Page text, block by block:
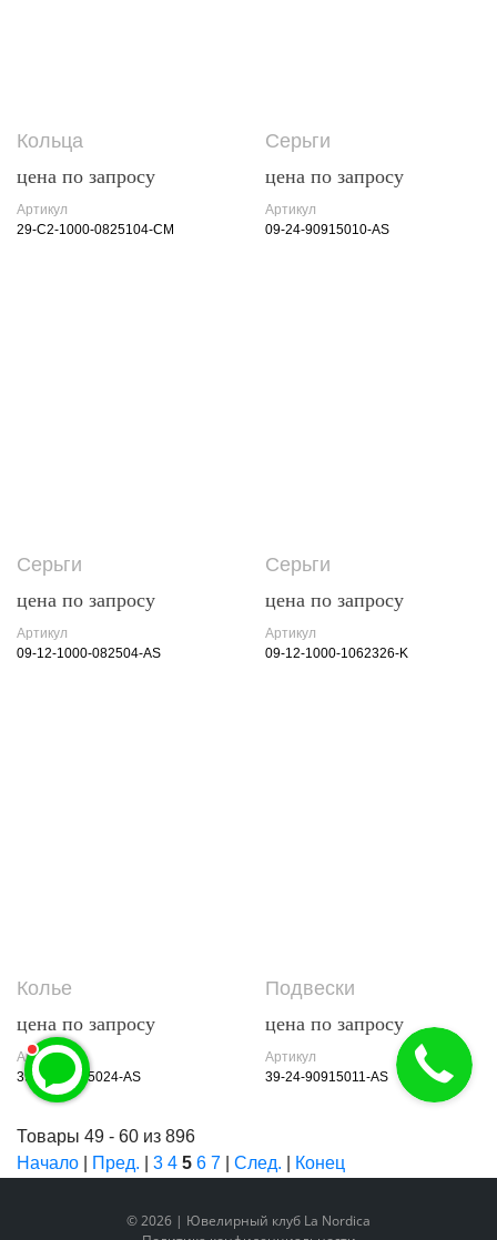
Кольца
цена по запросу
Артикул
29-C2-1000-0825104-CM
Серьги
цена по запросу
Артикул
09-24-90915010-AS
Серьги
цена по запросу
Артикул
09-12-1000-082504-AS
Серьги
цена по запросу
Артикул
09-12-1000-1062326-K
Колье
цена по запросу
Артикул
39-24-90915024-AS
Подвески
цена по запросу
Артикул
39-24-90915011-AS
Товары 49 - 60 из 896
Начало
Пред. 3 4 5 6 7 След. Конец
© 2026 | Ювелирный клуб La Nordica